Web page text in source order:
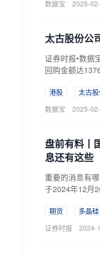
数据宝
2025-
太古股份公
证券时报•数据
回购金额达
港股 太古
数据宝
2025-
盘前有料丨
息还有这些
重要的消息有
于2024年12月
期货 多晶硅
证券时报
2024-